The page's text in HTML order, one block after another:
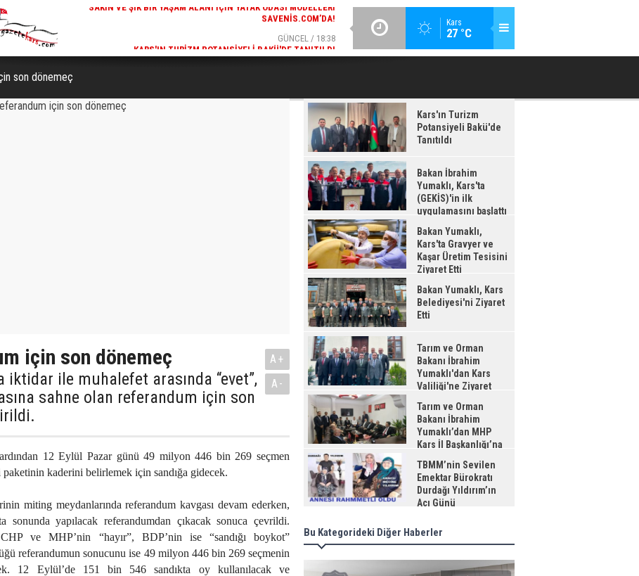
Kars
27 °C
ODASI MODELLERI
SAVENIS.COM’DA!
GÜNCEL / 18:38
KARS'IN TURIZM POTANSIYELI BAKÜ'DE TANITILDI
BAKAN İBRAHIM YUMAKLI, KARS'TA (GEKİS)'IN ILK
son dönemeç
için son dönemeç
iktidar ile muhalefet arasında “evet”,
sahne olan referandum için son
A+
A-
12 Eylül Pazar günü 49 milyon 446 bin 269 seçmen
kaderini belirlemek için sandığa gidecek.
miting meydanlarında referandum kavgası devam ederken,
sonunda yapılacak referandumdan çıkacak sonuca çevrildi.
ve MHP’nin “hayır”, BDP’nin ise “sandığı boykot”
referandumun sonucunu ise 49 milyon 446 bin 269 seçmenin
12 Eylül’de 151 bin 546 sandıkta oy kullanılacak ve
Kars'ın Turizm
Potansiyeli Bakü'de
Tanıtıldı
Bakan İbrahim
Yumaklı, Kars'ta
(GEKİS)'in ilk
uygulamasını başlattı
Bakan Yumaklı,
Kars'ta Gravyer ve
Kaşar Üretim Tesisini
Ziyaret Etti
Bakan Yumaklı, Kars
Belediyesi'ni Ziyaret
Etti
Tarım ve Orman
Bakanı İbrahim
Yumaklı'dan Kars
Valiliği'ne Ziyaret
Tarım ve Orman
Bakanı İbrahim
Yumaklı’dan MHP
Kars İl Başkanlığı’na
Ziyaret
TBMM’nin Sevilen
Emektar Bürokratı
Durdağı Yıldırım’ın
Acı Günü
Bu Kategorideki Diğer Haberler